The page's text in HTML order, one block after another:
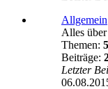
Allgemein
Alles
Themen:
Beiträge:
Letzter